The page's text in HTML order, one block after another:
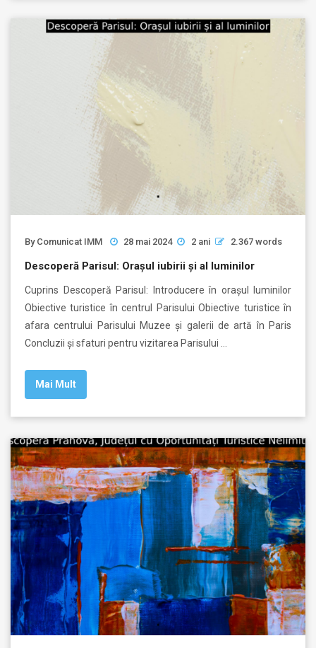
By Comunicat IMM 28 mai 2024 2 ani 2.367 words
Descoperă Parisul: Orașul iubirii și al luminilor
Cuprins Descoperă Parisul: Introducere în orașul luminilor
Obiective turistice în centrul Parisului Obiective turistice în
afara centrului Parisului Muzee și galerii de artă în Paris
Concluzii și sfaturi pentru vizitarea Parisului …
Mai Mult